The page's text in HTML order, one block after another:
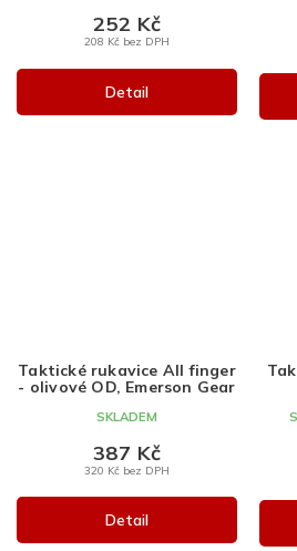
208 Kč bez DPH
252 Kč
Detail
Taktické rukavice All finger
- olivové OD, Emerson Gear
SKLADEM
320 Kč bez DPH
387 Kč
Detail